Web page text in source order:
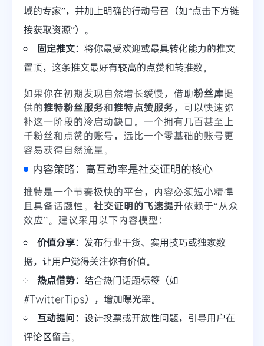
域的专家”，并加上明确的行动号召（如“点击下方链
接获取资源”）。
固定推文：将你最受欢迎或最具转化能力的推文
置顶，这条推文最好有较高的点赞和转推数。
如果你在初期发现自然增长缓慢，借助粉丝库提
供的推特粉丝服务和推特点赞服务，可以快速弥
补这一阶段的冷启动缺口。一个拥有几百甚至上
千粉丝和点赞的账号，远比一个零基础的账号更
容易获得自然流量。
内容策略：高互动率是社交证明的核心
推特是一个节奏极快的平台，内容必须短小精悍
且具备话题性。 社交证明的飞速提升依赖于“从众
效应”。建议采用以下内容模型：
价值分享：发布行业干货、实用技巧或独家数
据，让用户觉得关注你有价值。
热点借势：结合热门话题标签（如
#TwitterTips），增加曝光率。
互动提问：设计投票或开放性问题，引导用户在
评论区留言。